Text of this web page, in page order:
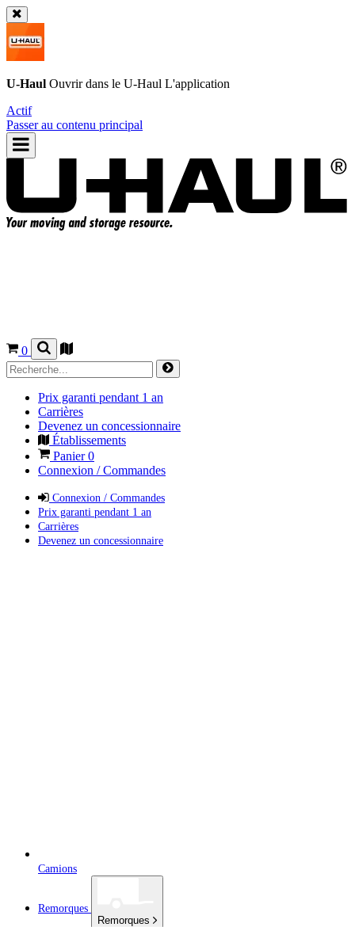
U-Haul Ouvrir dans le U-Haul L'application
Actif
Passer au contenu principal
0
Prix garanti pendant 1 an
Carrières
Devenez un concessionnaire
Établissements
Panier0
Connexion / Commandes
Connexion / Commandes
Prix garanti pendant 1 an
Carrières
Devenez un concessionnaire
Camions
Remorques
Remorques